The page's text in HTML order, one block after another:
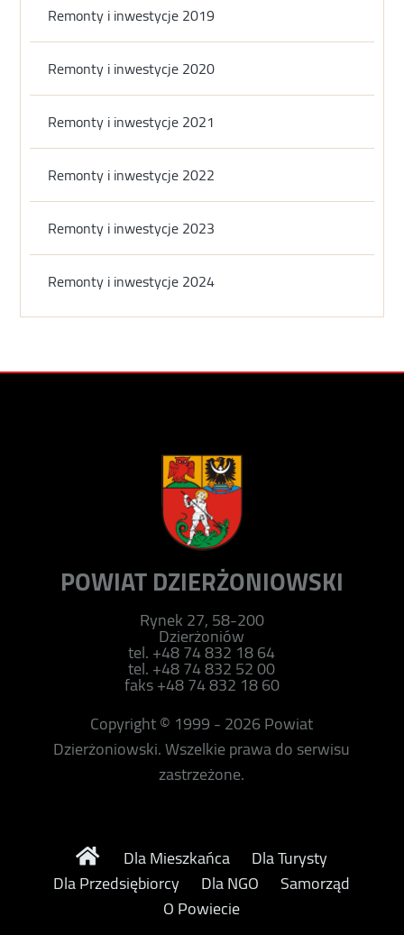
Remonty i inwestycje 2019
Remonty i inwestycje 2020
Remonty i inwestycje 2021
Remonty i inwestycje 2022
Remonty i inwestycje 2023
Remonty i inwestycje 2024
POWIAT DZIERŻONIOWSKI
Rynek 27, 58-200
Dzierżoniów
tel. +48 74 832 18 64
tel. +48 74 832 52 00
faks +48 74 832 18 60
Copyright © 1999 - 2026 Powiat
Dzierżoniowski. Wszelkie prawa do serwisu
zastrzeżone.
Dla Mieszkańca
Dla Turysty
Dla Przedsiębiorcy
Dla NGO
Samorząd
O Powiecie